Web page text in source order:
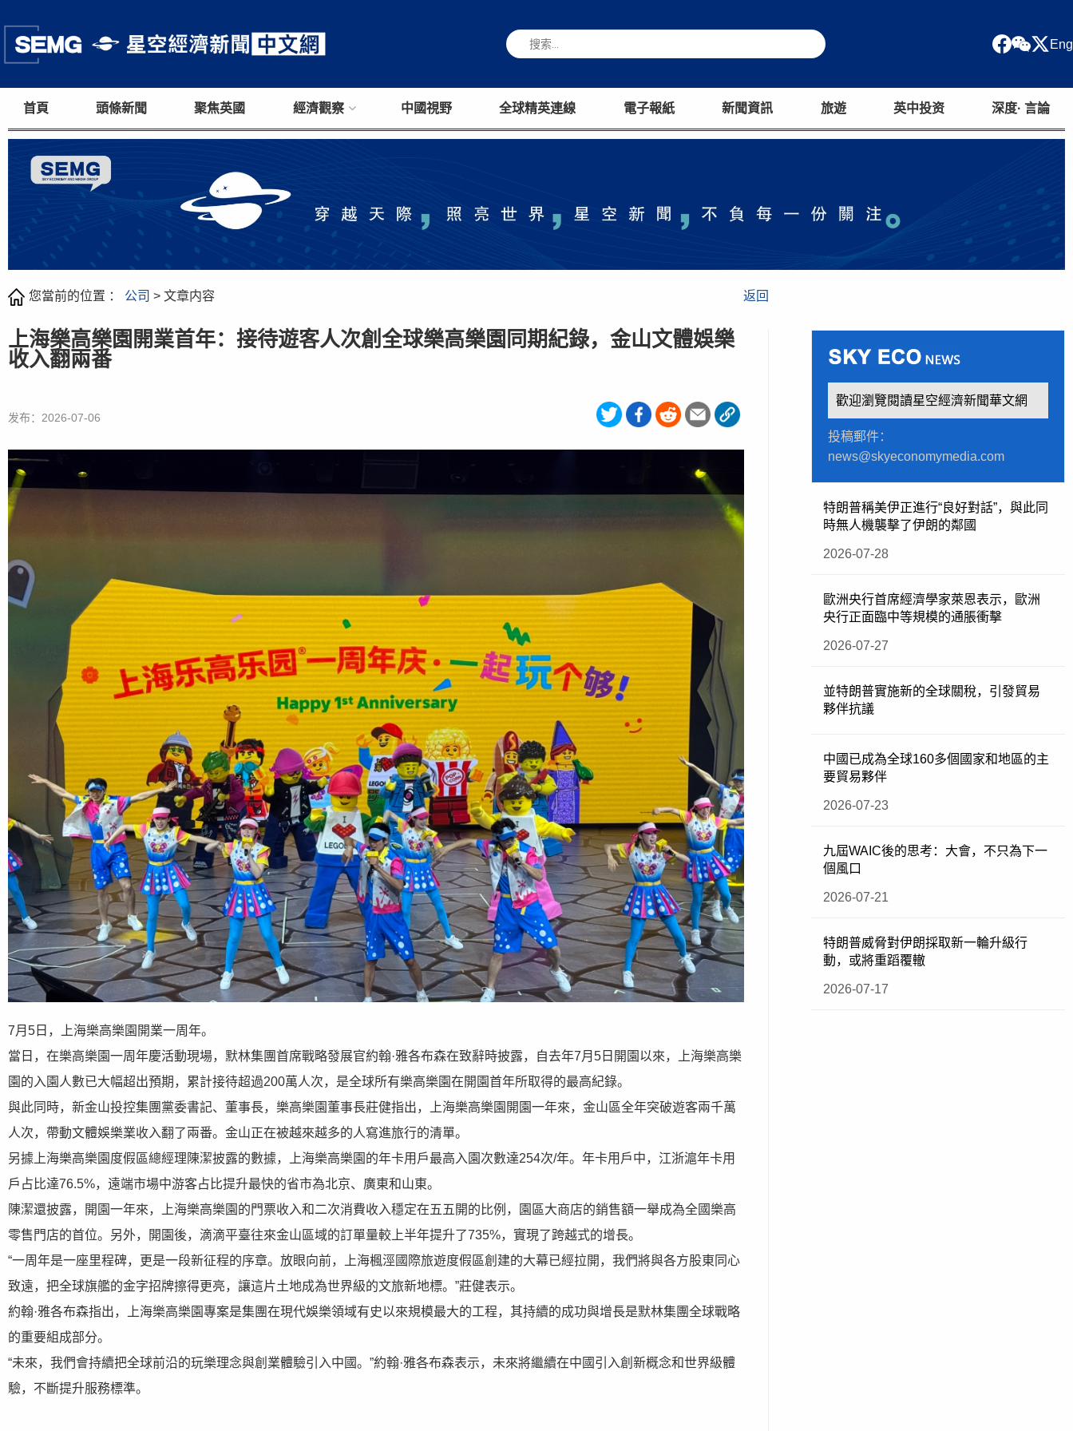
Eng
首頁 頭條新聞 聚焦英國 經濟觀察 中國視野 全球精英連線 電子報紙 新聞資訊 旅遊 英中投资 深度· 言論
您當前的位置 ： 公司 > 文章内容 返回
上海樂高樂園開業首年：接待遊客人次創全球樂高樂園同期紀錄，金山文體娛樂
收入翻兩番
发布：2026-07-06
7月5日，上海樂高樂園開業一周年。
當日，在樂高樂園一周年慶活動現場，默林集團首席戰略發展官約翰·雅各布森在致辭時披露，自去年7月5日開園以來，上海樂高樂
園的入園人數已大幅超出預期，累計接待超過200萬人次，是全球所有樂高樂園在開園首年所取得的最高紀錄。
與此同時，新金山投控集團黨委書記、董事長，樂高樂園董事長莊健指出，上海樂高樂園開園一年來，金山區全年突破遊客兩千萬
人次，帶動文體娛樂業收入翻了兩番。金山正在被越來越多的人寫進旅行的清單。
另據上海樂高樂園度假區總經理陳潔披露的數據，上海樂高樂園的年卡用戶最高入園次數達254次/年。年卡用戶中，江浙滬年卡用
戶占比達76.5%，遠端市場中游客占比提升最快的省市為北京、廣東和山東。
陳潔還披露，開園一年來，上海樂高樂園的門票收入和二次消費收入穩定在五五開的比例，園區大商店的銷售額一舉成為全國樂高
零售門店的首位。另外，開園後，滴滴平臺往來金山區域的訂單量較上半年提升了735%，實現了跨越式的增長。
“一周年是一座里程碑，更是一段新征程的序章。放眼向前，上海楓涇國際旅遊度假區創建的大幕已經拉開，我們將與各方股東同心
致遠，把全球旗艦的金字招牌擦得更亮，讓這片土地成為世界級的文旅新地標。”莊健表示。
約翰·雅各布森指出，上海樂高樂園專案是集團在現代娛樂領域有史以來規模最大的工程，其持續的成功與增長是默林集團全球戰略
的重要組成部分。
“未來，我們會持續把全球前沿的玩樂理念與創業體驗引入中國。”約翰·雅各布森表示，未來將繼續在中國引入創新概念和世界級體
驗，不斷提升服務標準。
歡迎瀏覽閱讀星空經濟新聞華文網
投稿郵件：
news@skyeconomymedia.com
特朗普稱美伊正進行“良好對話”，與此同
時無人機襲擊了伊朗的鄰國
2026-07-28
歐洲央行首席經濟學家萊恩表示，歐洲
央行正面臨中等規模的通脹衝擊
2026-07-27
並特朗普實施新的全球關稅，引發貿易
夥伴抗議
中國已成為全球160多個國家和地區的主
要貿易夥伴
2026-07-23
九屆WAIC後的思考：大會，不只為下一
個風口
2026-07-21
特朗普威脅對伊朗採取新一輪升級行
動，或將重蹈覆轍
2026-07-17